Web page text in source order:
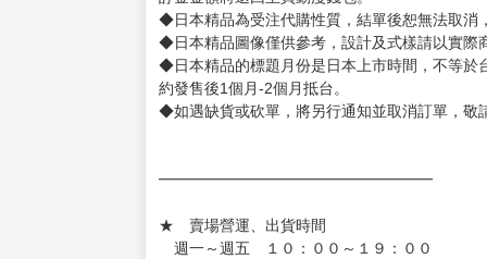
書籍有問題請不要拆封，請私訊大廚協助。
◆逾期未取且訂單取消後三個工作天內未有任何
◆書籍贈品&上市日、依出版社最終公布為主。
有時會上市前更改贈品內容或延後出版，還請注
◆網路購物取貨後開箱時建議全程錄影拍照存證
訂金金額將退回至買動漫錢包。
◆日本精品為受注代購性質，結單後恕無法取消